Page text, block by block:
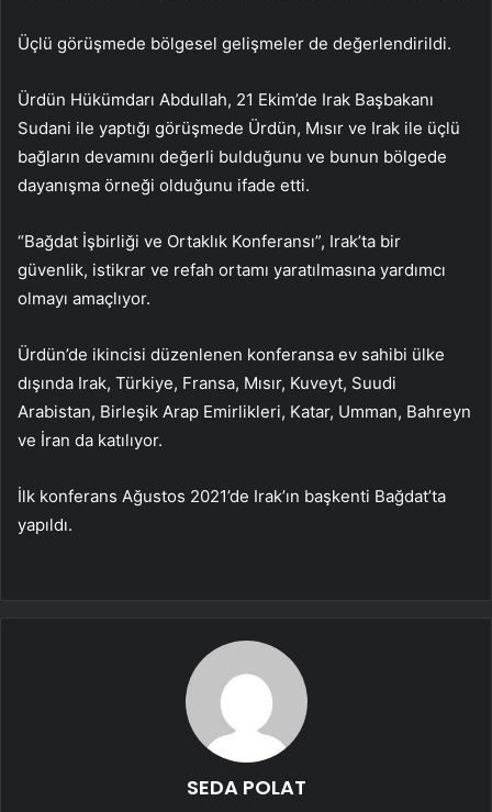
Üçlü görüşmede bölgesel gelişmeler de değerlendirildi.
Ürdün Hükümdarı Abdullah, 21 Ekim’de Irak Başbakanı
Sudani ile yaptığı görüşmede Ürdün, Mısır ve Irak ile üçlü
bağların devamını değerli bulduğunu ve bunun bölgede
dayanışma örneği olduğunu ifade etti.
“Bağdat İşbirliği ve Ortaklık Konferansı”, Irak’ta bir
güvenlik, istikrar ve refah ortamı yaratılmasına yardımcı
olmayı amaçlıyor.
Ürdün’de ikincisi düzenlenen konferansa ev sahibi ülke
dışında Irak, Türkiye, Fransa, Mısır, Kuveyt, Suudi
Arabistan, Birleşik Arap Emirlikleri, Katar, Umman, Bahreyn
ve İran da katılıyor.
İlk konferans Ağustos 2021’de Irak’ın başkenti Bağdat’ta
yapıldı.
SEDA POLAT